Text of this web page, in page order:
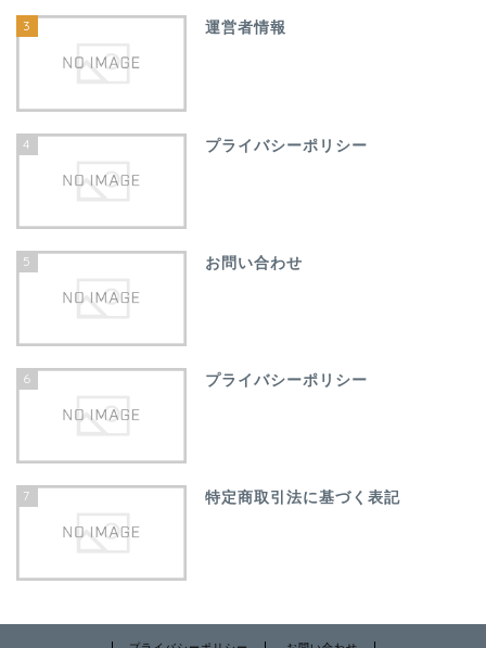
3 運営者情報
4 プライバシーポリシー
5 お問い合わせ
6 プライバシーポリシー
7 特定商取引法に基づく表記